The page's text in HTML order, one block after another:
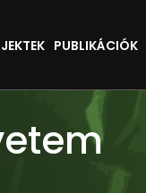
PUBLIKÁCIÓK